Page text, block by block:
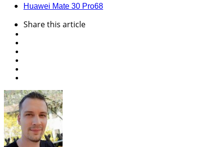
Huawei Mate 30 Pro68
Sharethis article